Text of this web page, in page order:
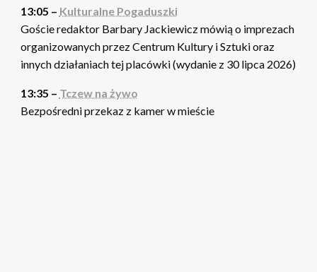
13:05 – Kulturalne Pogaduszki
Goście redaktor Barbary Jackiewicz mówią o imprezach
organizowanych przez Centrum Kultury i Sztuki oraz
innych działaniach tej placówki (wydanie z 30 lipca 2026)
13:35 – Tczew na żywo
Bezpośredni przekaz z kamer w mieście